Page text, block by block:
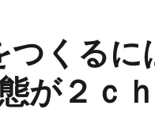
くるに
が２ｃ